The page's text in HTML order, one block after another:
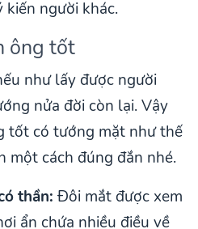
người khác.
ông tốt
như lấy được người
nửa đời còn lại. Vậy
tốt có tướng mặt như thế
một cách đúng đắn nhé.
thần: Đôi mắt được xem
ẩn chứa nhiều điều về